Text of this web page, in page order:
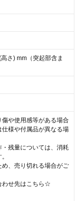
さ) mm（突起部含ま
傷や使用感等がある場合
様や付属品が異なる場
・残量については、消耗
め、売り切れる場合がご
わせ先はこちら☆